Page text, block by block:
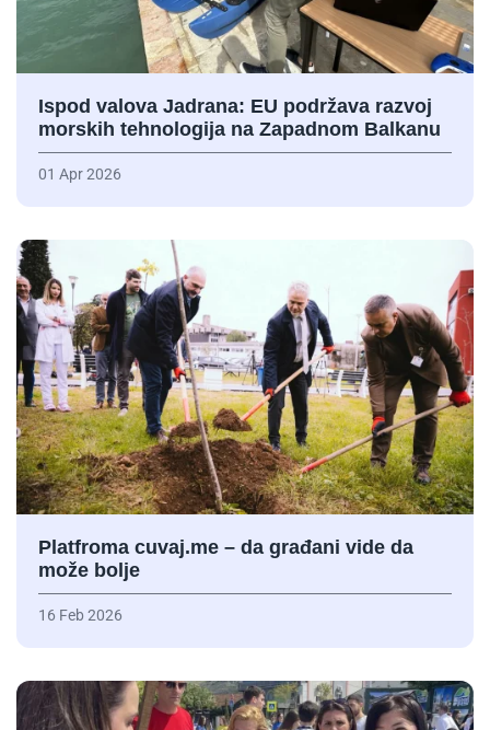
Ispod valova Jadrana: EU podržava razvoj
morskih tehnologija na Zapadnom Balkanu
01 Apr 2026
Platfroma cuvaj.me – da građani vide da
može bolje
16 Feb 2026